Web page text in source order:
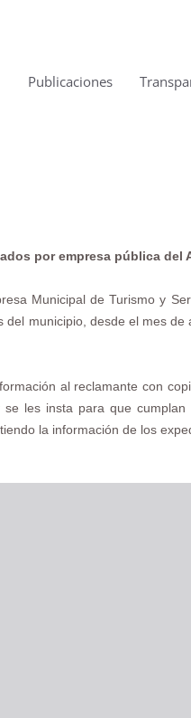
Publicaciones
por empresa pública del
Municipal de Turismo y
municipio, desde el mes
al reclamante con
les insta para que
la información de los